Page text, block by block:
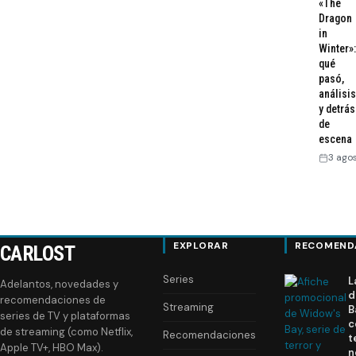
«The
Dragon
in
Winter»:
qué
pasó,
análisis
y detrás
de
escena
3
CARLOST
Adelantos, novedades y
recomendaciones de
series de TV y plataformas
de streaming (como Netflix,
Apple TV+, HBO Max).
EXPLORAR
Series
Streaming
Recomendaciones